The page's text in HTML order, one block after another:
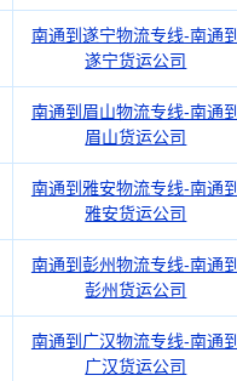
南通到遂宁物流专线-南通到
遂宁货运公司
南通到眉山物流专线-南通到
眉山货运公司
南通到雅安物流专线-南通到
雅安货运公司
南通到彭州物流专线-南通到
彭州货运公司
南通到广汉物流专线-南通到
广汉货运公司